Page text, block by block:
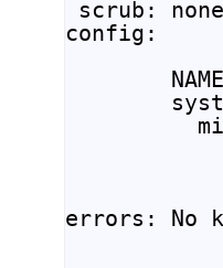
scrub:
config:
errors: No